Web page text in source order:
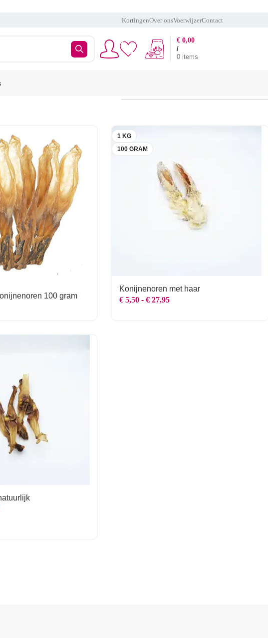
KortingenOver onsVoerwijzerContact
0 items
/
€ 0,00
100 gram
1 KG
100 GRAM
Konijnenoren met haar
€5,50 - €27,95